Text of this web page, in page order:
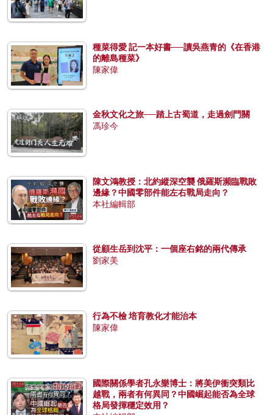
種菜得愛 記一本好書──讀吳燕青的《在香港
的離島種菜》
陳家偉
金秋文化之旅──踏上古蜀道，走過劍門關
馮珍今
陳文鴻教授：北約縱深空襲 俄羅斯瀕臨戰敗
邊緣？中國零部件能左右戰局走向？
本社編輯部
從顧生岳到沈平：一個座右銘的兩代傳承
劉家美
行為不檢 培育教化才能治本
陳家偉
國際關係學者孔永樂博士：將美伊衝突類比
越戰，兩者有何異同？中國崛起能否為全球
格局發揮穩定效用？